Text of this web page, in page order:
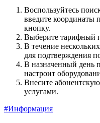
Воспользуйтесь
введите координаты
кнопку.
Выберите тарифный
В течение
для подтверждения
В назначенный день
настроит
Внесите
услугами.
#Информация